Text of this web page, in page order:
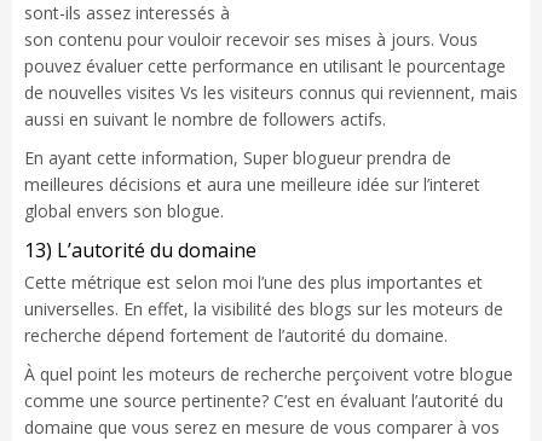
sont-ils assez interessés à
son contenu pour vouloir recevoir ses mises à jours. Vous
pouvez évaluer cette performance en utilisant le pourcentage
de nouvelles visites Vs les visiteurs connus qui reviennent, mais
aussi en suivant le nombre de followers actifs.
En ayant cette information, Super blogueur prendra de
meilleures décisions et aura une meilleure idée sur l’interet
global envers son blogue.
13) L’autorité du domaine
Cette métrique est selon moi l’une des plus importantes et
universelles. En effet, la visibilité des blogs sur les moteurs de
recherche dépend fortement de l’autorité du domaine.
À quel point les moteurs de recherche perçoivent votre blogue
comme une source pertinente? C’est en évaluant l’autorité du
domaine que vous serez en mesure de vous comparer à vos